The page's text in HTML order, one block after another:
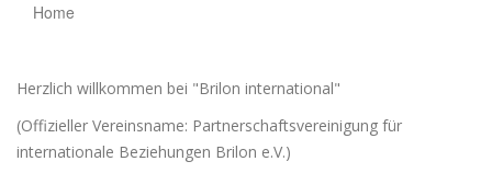
Home
Herzlich willkommen bei "Brilon international"
(Offizieller Vereinsname: Partnerschaftsvereinigung für
internationale Beziehungen Brilon e.V.)